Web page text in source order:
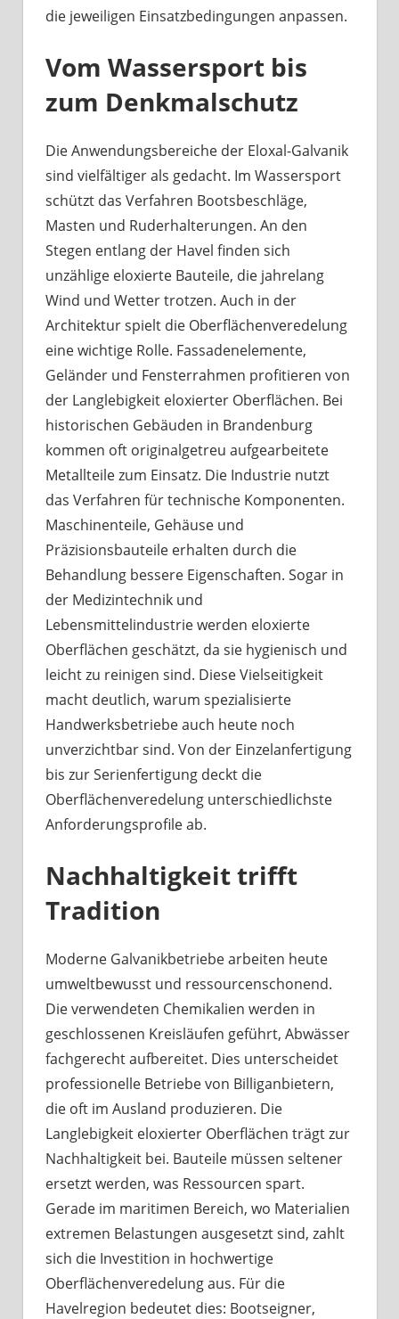
die jeweiligen Einsatzbedingungen anpassen.
Vom Wassersport bis
zum Denkmalschutz
Die Anwendungsbereiche der Eloxal-Galvanik
sind vielfältiger als gedacht. Im Wassersport
schützt das Verfahren Bootsbeschläge,
Masten und Ruderhalterungen. An den
Stegen entlang der Havel finden sich
unzählige eloxierte Bauteile, die jahrelang
Wind und Wetter trotzen. Auch in der
Architektur spielt die Oberflächenveredelung
eine wichtige Rolle. Fassadenelemente,
Geländer und Fensterrahmen profitieren von
der Langlebigkeit eloxierter Oberflächen. Bei
historischen Gebäuden in Brandenburg
kommen oft originalgetreu aufgearbeitete
Metallteile zum Einsatz. Die Industrie nutzt
das Verfahren für technische Komponenten.
Maschinenteile, Gehäuse und
Präzisionsbauteile erhalten durch die
Behandlung bessere Eigenschaften. Sogar in
der Medizintechnik und
Lebensmittelindustrie werden eloxierte
Oberflächen geschätzt, da sie hygienisch und
leicht zu reinigen sind. Diese Vielseitigkeit
macht deutlich, warum spezialisierte
Handwerksbetriebe auch heute noch
unverzichtbar sind. Von der Einzelanfertigung
bis zur Serienfertigung deckt die
Oberflächenveredelung unterschiedlichste
Anforderungsprofile ab.
Nachhaltigkeit trifft
Tradition
Moderne Galvanikbetriebe arbeiten heute
umweltbewusst und ressourcenschonend.
Die verwendeten Chemikalien werden in
geschlossenen Kreisläufen geführt, Abwässer
fachgerecht aufbereitet. Dies unterscheidet
professionelle Betriebe von Billiganbietern,
die oft im Ausland produzieren. Die
Langlebigkeit eloxierter Oberflächen trägt zur
Nachhaltigkeit bei. Bauteile müssen seltener
ersetzt werden, was Ressourcen spart.
Gerade im maritimen Bereich, wo Materialien
extremen Belastungen ausgesetzt sind, zahlt
sich die Investition in hochwertige
Oberflächenveredelung aus. Für die
Havelregion bedeutet dies: Bootseigner,